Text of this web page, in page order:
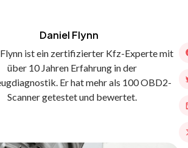
Daniel Flynn
ist ein zertifizierter Kfz-Experte mit
über 10 Jahren Erfahrung in der
Er hat mehr als 100 OBD2-
Scanner getestet und bewertet.